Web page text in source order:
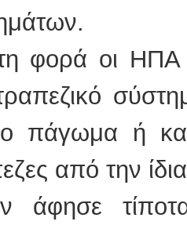
φορά οι ΗΠΑ
πάγωμα ή
από την
άφησε